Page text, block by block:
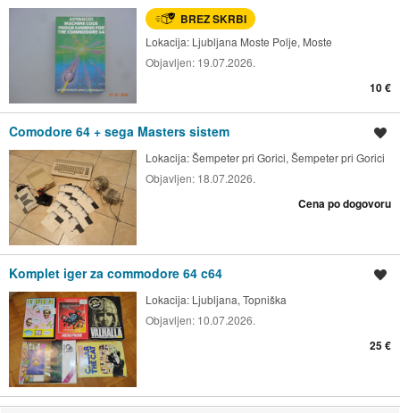
BREZ SKRBI
Lokacija: Ljubljana Moste Polje, Moste
Objavljen: 19.07.2026.
10 €
Comodore 64 + sega Masters sistem
Lokacija:Šempeter pri Gorici, Šempeter pri Gorici
Objavljen: 18.07.2026.
Cena po dogovoru
Komplet iger za commodore 64 c64
Lokacija: Ljubljana, Topniška
Objavljen: 10.07.2026.
25 €